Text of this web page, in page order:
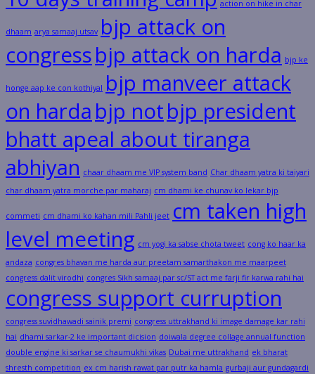
action on hike in char
dhaam arya samaaj utsav bjp attack on
congressbjp attack on harda bjp ke
honge aap ke con kothiyal bjp manveer attack
on harda bjp notbjp president
bhatt apeal about tiranga
abhiyan chaar dhaam me VIP system band Char dhaam yatra ki taiyari
char dhaam yatra morche par maharaj cm dhami ke chunav ko lekar bjp
commeti cm dhami ko kahan mili Pahli jeet cm taken high
level meeting cm yogi ka sabse chota tweet cong ko haar ka
andaza congres bhavan me harda aur preetam samarthakon me maarpeet
congress dalit virodhi congres Sikh samaaj par sc/ST act me farji fir karwa rahi hai
congress support curruption
congress suvidhawadi sainik premi congress uttrakhand ki image damage kar rahi
hai dhami sarkar-2 ke important dicision doiwala degree collage annual function
double engine ki sarkar se chaumukhi vikas Dubai me uttrakhand ek bharat
shresth competition ex cm harish rawat par putr ka hamla gurbaji aur gundagardi